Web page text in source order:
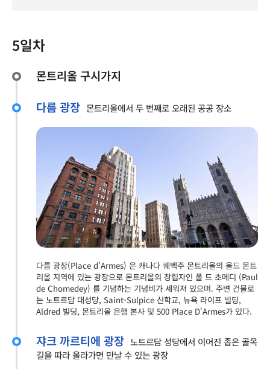
5일차
몬트리올 구시가지
다름 광장 몬트리올에서 두 번째로 오래된 공공 장소
다름 광장(Place d'Armes) 은 캐나다 퀘벡주 몬트리올의 올드 몬트
리올 지역에 있는 광장으로 몬트리올의 창립자인 폴 드 초메디 (Paul
de Chomedey) 를 기념하는 기념비가 세워져 있으며. 주변 건물로
는 노트르담 대성당, Saint-Sulpice 신학교, 뉴욕 라이프 빌딩,
Aldred 빌딩, 몬트리올 은행 본사 및 500 Place D'Armes가 있다.
쟈크 까르티에 광장 노트르담 성당에서 이어진 좁은 골목
길을 따라 올라가면 만날 수 있는 광장